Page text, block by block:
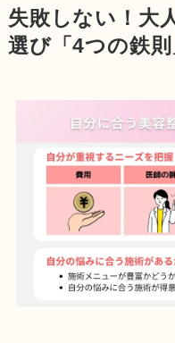
失敗しない！大
選び「4つの鉄則